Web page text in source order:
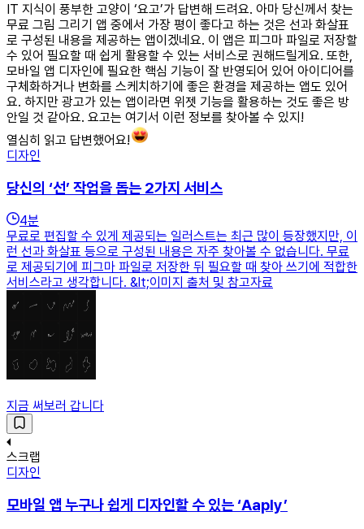
IT 지식이 풍부한 고양이 ‘요고’가 답변해 드려요. 아마 당신께서 찾는
무료 그림 그리기 앱 중에서 가장 평이 좋다고 하는 것은 선과 화살표
로 구성된 내용을 제공하는 앱이겠네요. 이 앱은 피그마 파일로 저장할
수 있어 필요할 때 쉽게 활용할 수 있는 서비스로 권해드릴게요. 또한,
모바일 앱 디자인에 필요한 핵심 기능이 잘 반영되어 있어 아이디어를
구체화하거나 변화를 스케치하기에 좋은 환경을 제공하는 앱도 있어
요. 하지만 광고가 있는 앱이라면 위젯 기능을 활용하는 것도 좋은 방
안일 것 같아요. 요고는 여기서 이런 정보를 찾아볼 수 있지!
열심히 읽고 답변했어요!
디자인
당신의 ‘선’ 작업을 돕는 2가지 서비스
4분
무료로 편집할 수 있게 제공되는 일러스트는 최근 많이 등장했지만, 이
런 선과 화살표 등으로 구성된 내용은 자주 찾아볼 수 없습니다. 무료
로 제공되기에 피그마 파일로 저장한 뒤 필요할 때 찾아 쓰기에 적합한
서비스라고 생각합니다. &lt;이미지 출처 및 참고자료
지금 써보러 갑니다
스크랩
디자인
모바일 앱 누구나 쉽게 디자인할 수 있는 ‘Aaply’